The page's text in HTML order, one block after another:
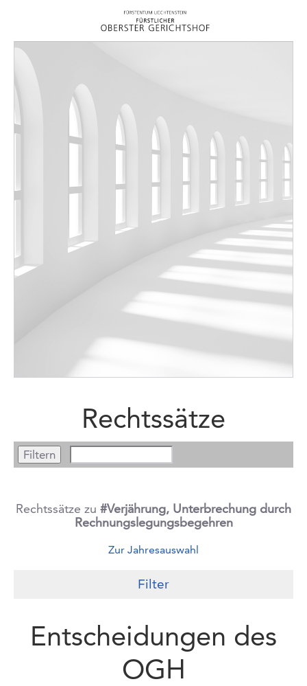
Rechtssätze
Rechtssätze zu #Verjährung, Unterbrechung durch
Rechnungslegungsbegehren
Zur Jahresauswahl
Filter
Entscheidungen des
OGH